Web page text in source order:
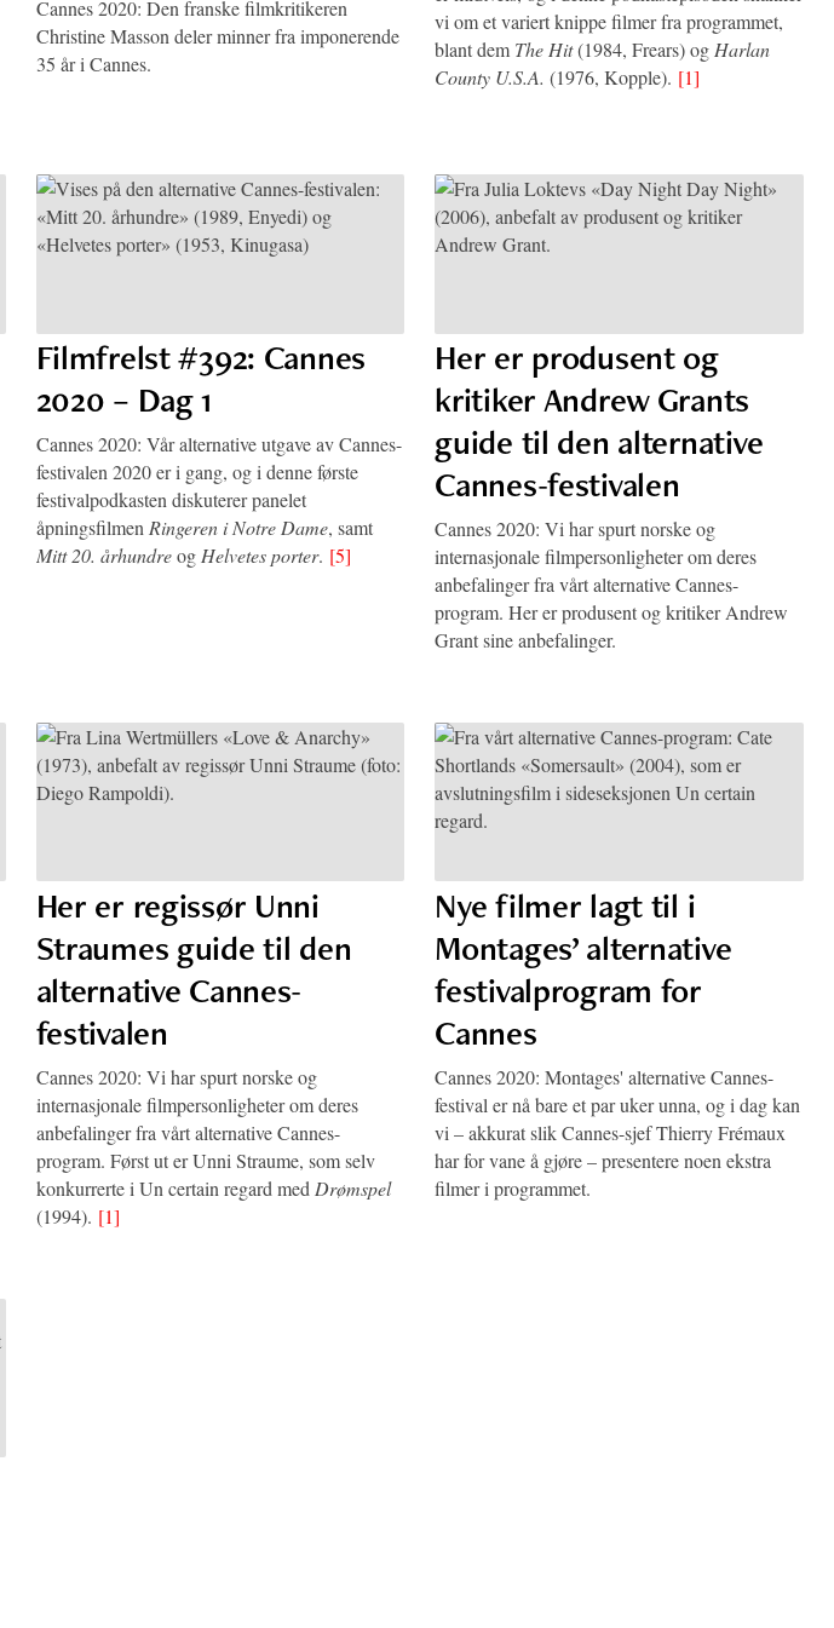
Cannes 2020: Den franske filmkritikeren
Christine Masson deler minner fra imponerende
35 år i Cannes.
vi om et variert knippe filmer fra programmet,
blant dem The Hit(1984, Frears) ogHarlan
County U.S.A. (1976, Kopple). [1]
Filmfrelst #392: Cannes
2020 – Dag 1
Cannes 2020: Vår alternative utgave av Cannes-
festivalen 2020 er i gang, og i denne første
festivalpodkasten diskuterer panelet
åpningsfilmenRingeren i Notre Dame, samt
Mitt 20. århundreogHelvetes porter. [5]
Her er produsent og
kritiker Andrew Grants
guide til den alternative
Cannes-festivalen
Cannes 2020: Vi har spurt norske og
internasjonale filmpersonligheter om deres
anbefalinger fra vårt alternative Cannes-
program. Her er produsent og kritiker Andrew
Grant sine anbefalinger.
Her er regissør Unni
Straumes guide til den
alternative Cannes-
festivalen
Cannes 2020: Vi har spurt norske og
internasjonale filmpersonligheter om deres
anbefalinger fra vårt alternative Cannes-
program. Først ut er Unni Straume, som selv
konkurrerte i Un certain regard med Drømspel
(1994). [1]
Nye filmer lagt til i
Montages’ alternative
festivalprogram for
Cannes
Cannes 2020: Montages' alternative Cannes-
festival er nå bare et par uker unna, og i dag kan
vi – akkurat slik Cannes-sjef Thierry Frémaux
har for vane å gjøre – presentere noen ekstra
filmer i programmet.